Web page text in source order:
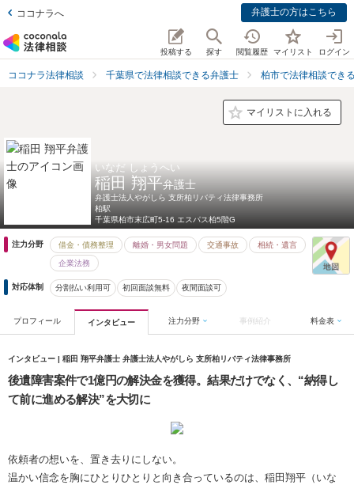
ココナラへ 弁護士の方はこちら
投稿する 探す 閲覧履歴 マイリスト ログイン
ココナラ法律相談 千葉県で法律相談できる弁護士 柏市で法律相談でき
マイリストに入れる
いなだ しょうへい
稲田 翔平弁護士
弁護士法人やがしら 支所柏リバティ法律事務所
柏駅
千葉県柏市末広町5-16 エスパス柏5階G
注力分野 借金・債務整理 離婚・男女問題 交通事故 相続・遺言
企業法務
対応体制 分割払い利用可 初回面談無料 夜間面談可
プロフィール インタビュー 注力分野 事例紹介 料金表
インタビュー | 稲田 翔平弁護士 弁護士法人やがしら 支所柏リバティ法律事務所
後遺障害案件で1億円の解決金を獲得。結果だけでなく、“納得し
て前に進める解決”を大切に
依頼者の想いを、置き去りにしない。
温かい信念を胸にひとりひとりと向き合っているのは、稲田翔平（いな